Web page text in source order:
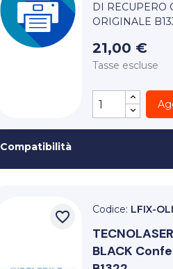
DI RECUPERO
ORIGINALE
21,00 €
Tasse escluse
Compatibilità
favorite_border Codice: LFIX-
BLACK